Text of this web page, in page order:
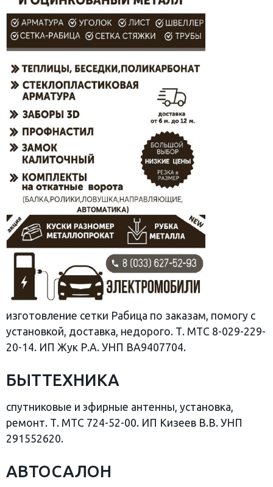
изготовление сетки Рабица по заказам, помогу с
установкой, доставка, недорого. Т. МТС 8-029-229-
20-14. ИП Жук Р.А. УНП ВА9407704.
БЫТТЕХНИКА
спутниковые и эфирные антенны, установка,
ремонт. Т. МТС 724-52-00. ИП Кизеев В.В. УНП
291552620.
АВТОСАЛОН